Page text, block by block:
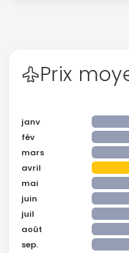
Prix
janv
fév
mars
avril
mai
juin
juil
août
sep.